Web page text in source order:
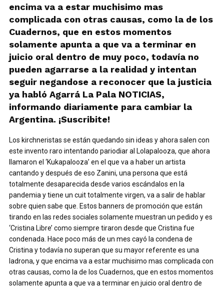
encima va a estar muchisimo mas
complicada con otras causas, como la de los
Cuadernos, que en estos momentos
solamente apunta a que va a terminar en
juicio oral dentro de muy poco, todavía no
pueden agarrarse a la realidad y intentan
seguir negandose a reconocer que la justicia
ya habló Agarrá La Pala NOTICIAS,
informando diariamente para cambiar la
Argentina. ¡Suscribite!
Los kirchneristas se están quedando sin ideas y ahora salen con
este invento raro intentando pariodiar al Lolapalooza, que ahora
llamaron el ‘Kukapalooza’ en el que va a haber un artista
cantando y después de eso Zanini, una persona que está
totalmente desaparecida desde varios escándalos en la
pandemia y tiene un cuit totalmente virgen, va a salir de hablar
sobre quien sabe que. Estos banners de promoción que están
tirando en las redes sociales solamente muestran un pedido y es
‘Cristina Libre’ como siempre tiraron desde que Cristina fue
condenada. Hace poco más de un mes cayó la condena de
Cristina y todavía no superan que su mayor referente es una
ladrona, y que encima va a estar muchisimo mas complicada con
otras causas, como la de los Cuadernos, que en estos momentos
solamente apunta a que va a terminar en juicio oral dentro de